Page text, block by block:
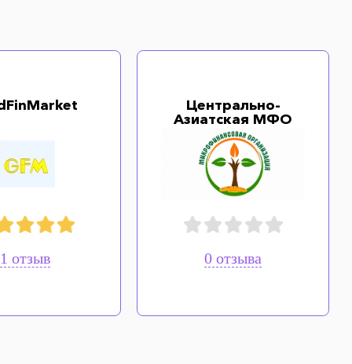
1 отзыв
Центрально-
Азиатская МФО
0 отзыва